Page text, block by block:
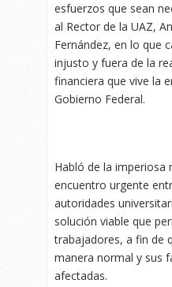
esfuerzos que sean
al Rector de la UAZ,
Fernández, en lo que
injusto y fuera de la
financiera que vive la
Gobierno Federal.
Habló de la imperiosa
encuentro urgente
autoridades
solución viable que
trabajadores, a fin de
manera normal y sus
afectadas.